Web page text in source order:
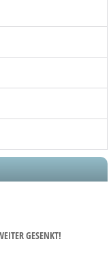
GESENKT!